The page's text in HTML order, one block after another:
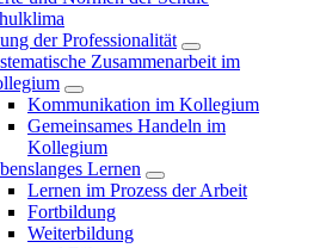
der Professionalität
Zusammenarbeit im
Kommunikation im Kollegium
Gemeinsames Handeln im
Kollegium
Lernen
Lernen im Prozess der Arbeit
Fortbildung
Weiterbildung